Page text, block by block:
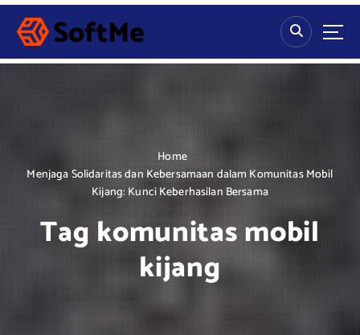
S
p
Home
Menjaga Solidaritas dan Kebersamaan dalam Komunitas Mobil
Kijang: Kunci Keberhasilan Bersama
Tag komunitas mobil
kijang